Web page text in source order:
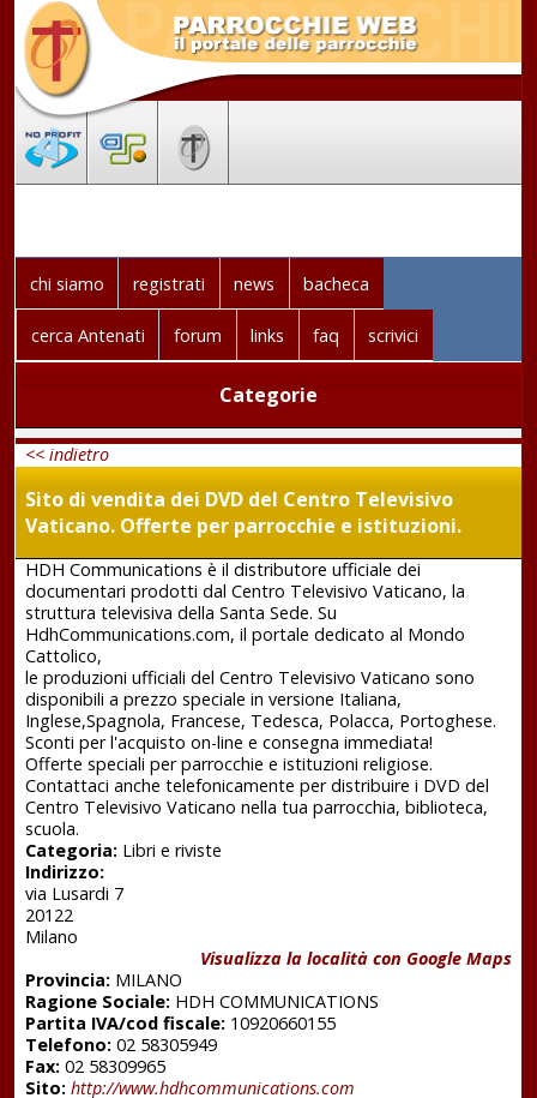
chi siamo registrati news bacheca
cerca Antenati forum links faq scrivici
Categorie
<< indietro
Sito di vendita dei DVD del Centro Televisivo
Vaticano. Offerte per parrocchie e istituzioni.
HDH Communications è il distributore ufficiale dei
documentari prodotti dal Centro Televisivo Vaticano, la
struttura televisiva della Santa Sede. Su
HdhCommunications.com, il portale dedicato al Mondo
Cattolico,
le produzioni ufficiali del Centro Televisivo Vaticano sono
disponibili a prezzo speciale in versione Italiana,
Inglese,Spagnola, Francese, Tedesca, Polacca, Portoghese.
Sconti per l'acquisto on-line e consegna immediata!
Offerte speciali per parrocchie e istituzioni religiose.
Contattaci anche telefonicamente per distribuire i DVD del
Centro Televisivo Vaticano nella tua parrocchia, biblioteca,
scuola.
Categoria:Libri e riviste
Indirizzo:
via Lusardi 7
20122
Milano
Visualizza la località con Google Maps
Provincia:MILANO
Ragione Sociale:HDH COMMUNICATIONS
Partita IVA/cod fiscale:10920660155
Telefono:02 58305949
Fax:02 58309965
Sito: http://www.hdhcommunications.com